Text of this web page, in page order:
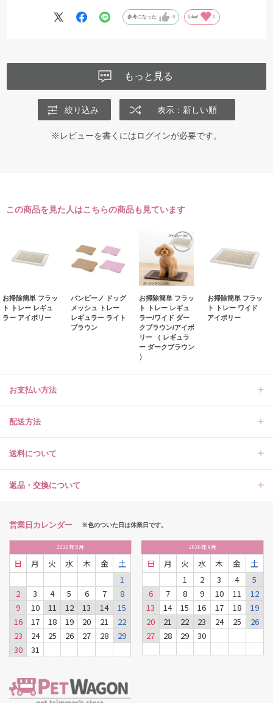
参考になった 0 Like! 0
もっと見る
絞り込み 表示：新しい順
※レビューを書くにはログインが必要です。
この商品を見た人はこちらの商品も見ています
お掃除簡単 フラッ
ト トレー レギュ
ラー アイボリー
バンビーノ ドッグ
メッシュ トレー
レギュラー ライト
ブラウン
お掃除簡単 フラッ
ト トレー レギュ
ラー/ワイド ダー
クブラウン/アイボ
リー （ レギュラ
ー ダークブラウン
）
お掃除簡単 フラッ
ト トレー ワイド
アイボリー
お支払い方法
配送方法
送料について
返品・交換について
営業日カレンダー ※色のついた日は休業日です。
2026年8月
日 月 火 水 木 金
土
1
2
3 4 5 6 7
8
9
10 11 12 13 14
15
16
17 18 19 20 21
22
23
24 25 26 27 28
29
30
31
2026年9月
日 月 火 水 木 金
土
1
2 3 4
5
6
7 8 9 10 11
12
13
14 15 16 17 18
19
20
21 22 23 24 25
26
27
28 29 30